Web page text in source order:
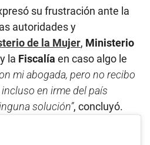
su frustración ante la
autoridades y
de la Mujer, Ministerio
y la Fiscalía en caso algo le
mi abogada, pero no recibo
en irme del país
solución”, concluyó.